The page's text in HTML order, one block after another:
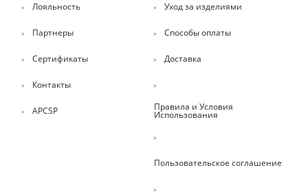
Лояльность
Партнеры
Сертификаты
Контакты
APCSP
Уход за изделиями
Способы оплаты
Доставка
Правила и Условия
Использования
Пользовательское соглашение